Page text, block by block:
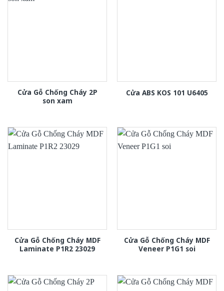
Cửa Gỗ Chống Cháy 2P
son xam
Cửa ABS KOS 101 U6405
Cửa Gỗ Chống Cháy MDF
Laminate P1R2 23029
Cửa Gỗ Chống Cháy MDF
Veneer P1G1 soi